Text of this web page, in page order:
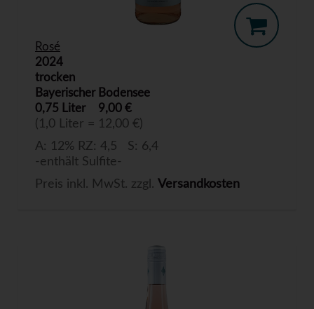
Rosé
2024
trocken
Bayerischer Bodensee
0,75 Liter
9,00 €
(1,0 Liter = 12,00 €)
A: 12% RZ: 4,5 S: 6,4
-enthält Sulfite-
Preis inkl. MwSt. zzgl. Versandkosten